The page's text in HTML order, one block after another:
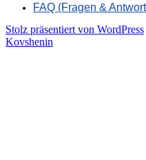
FAQ (Fragen &
Stolz präsentiert von WordPress
Kovshenin